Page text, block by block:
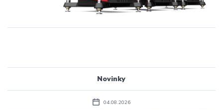
Novinky
04.08.2026